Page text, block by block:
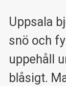
Uppsala
snö och
uppehåll
blåsigt.